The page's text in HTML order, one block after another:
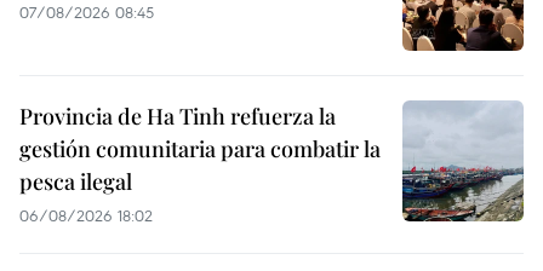
07/08/2026 08:45
Provincia de Ha Tinh refuerza la
gestión comunitaria para combatir la
pesca ilegal
06/08/2026 18:02